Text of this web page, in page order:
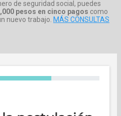
de seguridad social, puedes
pesos en cinco pagos como
nuevo trabajo. MÁS CONSULTAS